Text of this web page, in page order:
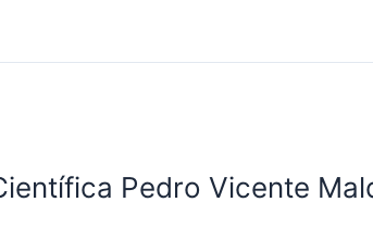
Pedro Vicente